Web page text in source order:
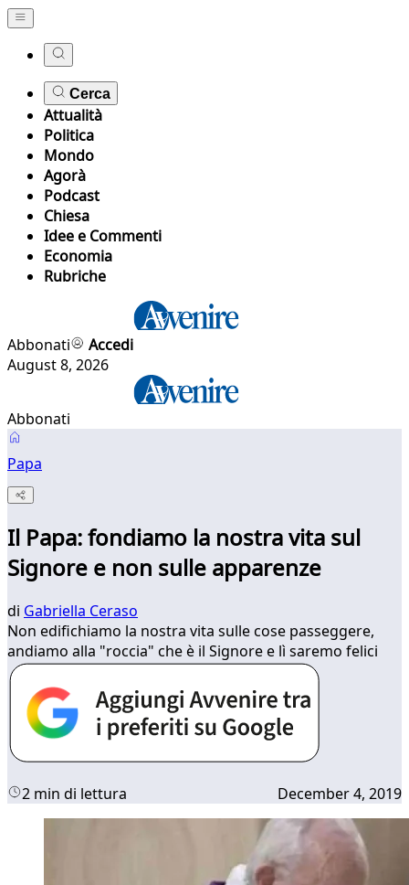
Cerca
Attualità
Politica
Mondo
Agorà
Podcast
Chiesa
Idee e Commenti
Economia
Rubriche
Abbonati
Accedi
August 8, 2026
Abbonati
Papa
Il Papa: fondiamo la nostra vita sul
Signore e non sulle apparenze
di Gabriella Ceraso
Non edifichiamo la nostra vita sulle cose passeggere,
andiamo alla "roccia" che è il Signore e lì saremo felici
2 min di lettura December 4, 2019